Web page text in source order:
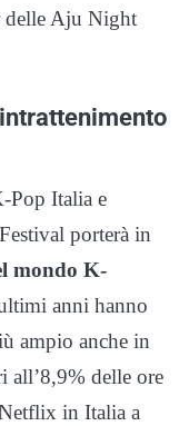
delle Aju Night
Pop Italia e
porterà in
mondo K-
anni hanno
ampio anche in
all’8,9% delle ore
in Italia a